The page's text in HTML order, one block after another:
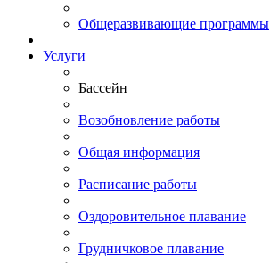
Общеразвивающие программы
Услуги
Бассейн
Возобновление работы
Общая информация
Расписание работы
Оздоровительное плавание
Грудничковое плавание